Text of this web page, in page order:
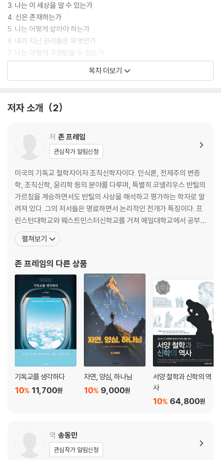
3. 나는 이 세상을 알 수 있는가
4. 신은 존재하는가
5. 나는 어떻게 살아야 하는가
6. 내가 지닌 권리들은 무엇인가
7. 나는 어떻게 구원받을 수 있는가
부록│철학적 주제에 관한 편지들
목차 더보기
저자 소개 2
저 존 프레임
관심작가 알림신청
미국의 기독교 철학자이자 조직신학자이다. 인식론, 전제주의 변증
학, 조직신학, 윤리학 등의 분야를 다루며, 특별히 코넬리우스 반틸의
가르침을 계승하면서도 반틸의 사상을 해석하고 평가하는 학자로 알
려져 있다. 그의 저서들은 명료하면서 논리적인 전개가 특징이다. 프
린스턴대학교와 웨스트민스터신학교를 거쳐 예일대학교에서 공부
하고 웨스트민스터신학교와 리폼드신학교에서 가르치다 은퇴했다.
저서로는 전제론적 변증론을 다룬 『자연, 양심, 하나님』(좋은씨앗)과
wledge of God, CLC), 『신론』(The
펼쳐보기
존 프레임의 다른 상품
기독교를 생각하다
11,700원
10%
자연, 양심, 하나님
9,000원
10%
서양 철학과 신학의 역
사
64,800원
10%
역 송동민
관심작가 알림신청